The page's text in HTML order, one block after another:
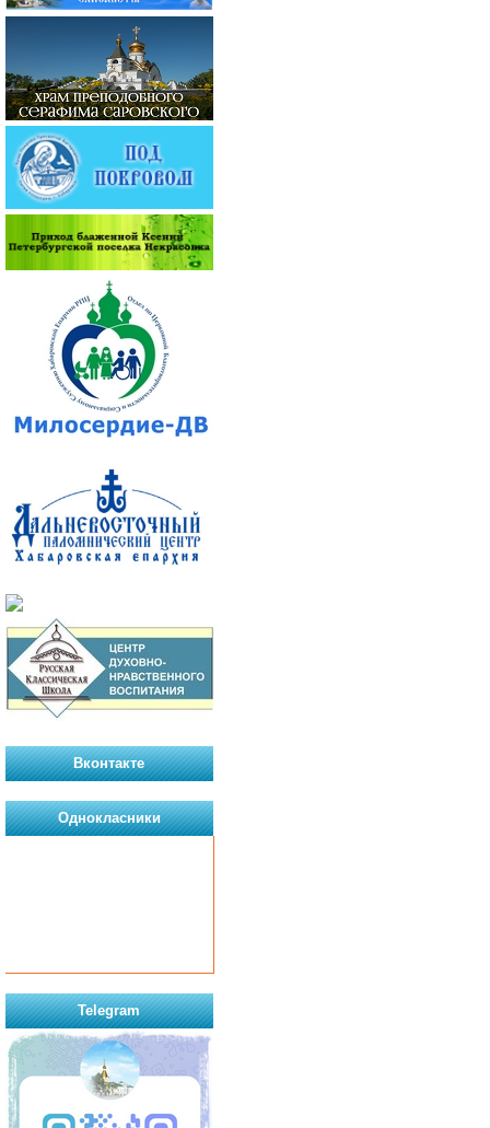
Вконтакте
Однокласники
Telegram